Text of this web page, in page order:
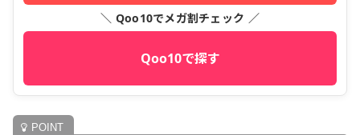
＼ Qoo10でメガ割チェック ／
Qoo10で探す